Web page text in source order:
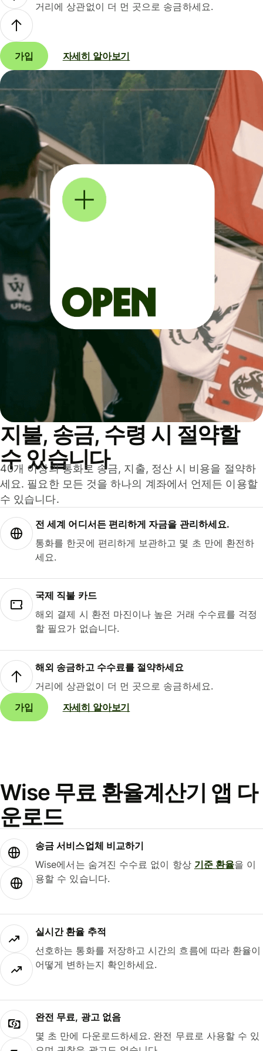
거리에 상관없이 더 먼 곳으로 송금하세요.
가입 자세히 알아보기
지불, 송금, 수령 시 절약할
수 있습니다
40개 이상의 통화로 송금, 지출, 정산 시 비용을 절약하
세요. 필요한 모든 것을 하나의 계좌에서 언제든 이용할
수 있습니다.
전 세계 어디서든 편리하게 자금을 관리하세요.
통화를 한곳에 편리하게 보관하고 몇 초 만에 환전하
세요.
국제 직불 카드
해외 결제 시 환전 마진이나 높은 거래 수수료를 걱정
할 필요가 없습니다.
해외 송금하고 수수료를 절약하세요
거리에 상관없이 더 먼 곳으로 송금하세요.
가입
자세히 알아보기
Wise 무료 환율계산기 앱 다
운로드
송금 서비스업체 비교하기
Wise에서는 숨겨진 수수료 없이 항상 기준 환율을 이
용할 수 있습니다.
실시간 환율 추적
선호하는 통화를 저장하고 시간의 흐름에 따라 환율이
어떻게 변하는지 확인하세요.
완전 무료, 광고 없음
몇 초 만에 다운로드하세요. 완전 무료로 사용할 수 있